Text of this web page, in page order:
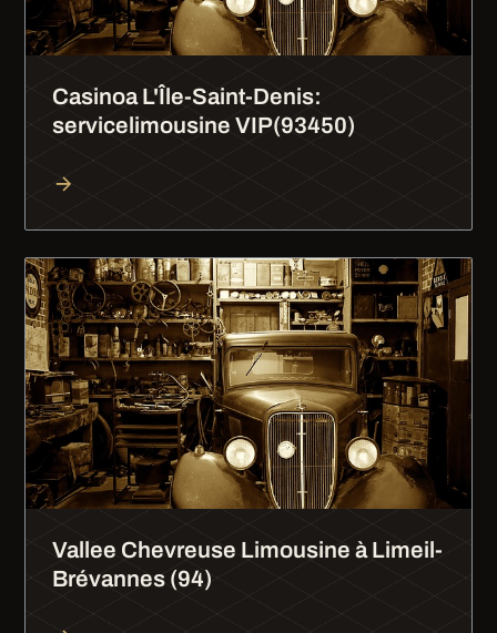
Casinoa L'Île-Saint-Denis:
servicelimousine VIP(93450)
Vallee Chevreuse Limousine à Limeil-
Brévannes (94)